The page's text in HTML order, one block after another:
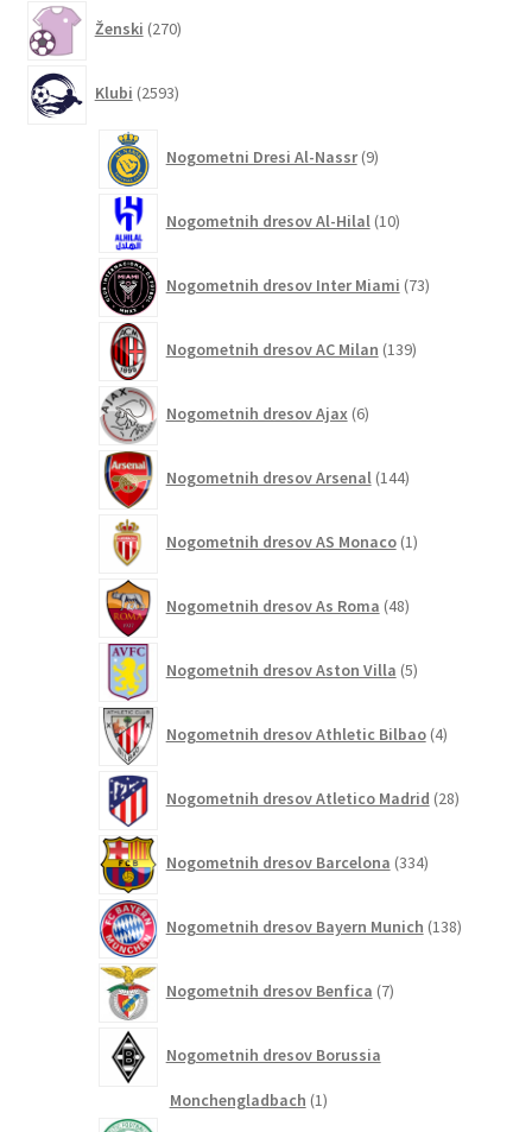
Ženski 270izdelkov
Klubi 2593izdelkov
Nogometni Dresi Al-Nassr 9izdelkov
Nogometnih dresov Al-Hilal 10izdelkov
Nogometnih dresov Inter Miami 73izdelkov
Nogometnih dresov AC Milan 139izdelkov
Nogometnih dresov Ajax 6izdelkov
Nogometnih dresov Arsenal 144izdelkov
Nogometnih dresov AS Monaco 1izdelek
Nogometnih dresov As Roma 48izdelkov
Nogometnih dresov Aston Villa 5izdelkov
Nogometnih dresov Athletic Bilbao 4izdelki
Nogometnih dresov Atletico Madrid 28izdelkov
Nogometnih dresov Barcelona 334izdelkov
Nogometnih dresov Bayern Munich 138izdelkov
Nogometnih dresov Benfica 7izdelkov
Nogometnih dresov Borussia
Monchengladbach 11